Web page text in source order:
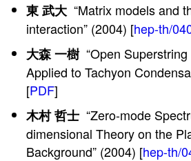
東 武大“Matrix models and
interaction” (2004) [hep-th/
大森 一樹“Open Superstring
Applied to Tachyon
[PDF]
木村 哲士“Zero-mode
dimensional Theory on the
Background” (2004) [hep-th/